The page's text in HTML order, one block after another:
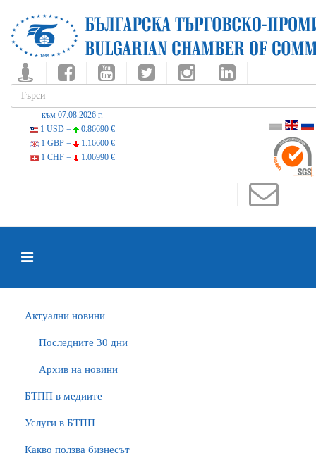
към 07.08.2026 г.
1 USD =
0.86690 €
1 GBP =
1.16600 €
1 CHF =
1.06990 €
Актуални новини
Последните 30 дни
Архив на новини
БTПП в медиите
Услуги в БТПП
Какво ползва бизнесът